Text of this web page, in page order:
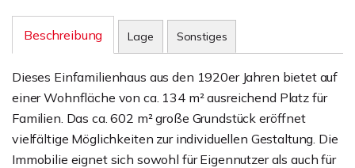
Beschreibung Lage Sonstiges
Dieses Einfamilienhaus aus den 1920er Jahren bietet auf
einer Wohnfläche von ca. 134 m² ausreichend Platz für
Familien. Das ca. 602 m² große Grundstück eröffnet
vielfältige Möglichkeiten zur individuellen Gestaltung. Die
Immobilie eignet sich sowohl für Eigennutzer als auch für